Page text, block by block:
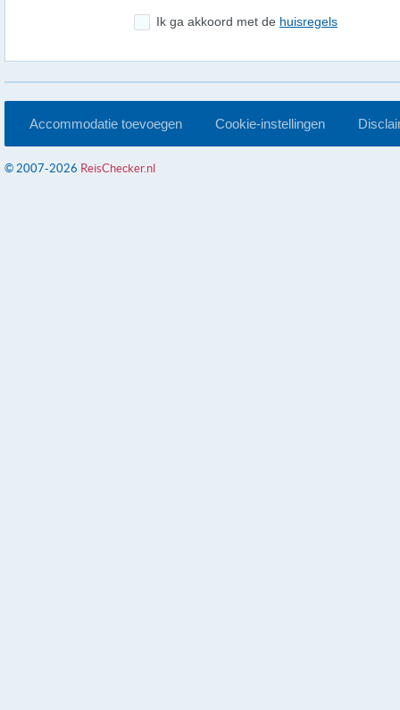
Ik ga akkoord met de huisregels
Accommodatie toevoegen Cookie-instellingen
© 2007-2026 ReisChecker.nl